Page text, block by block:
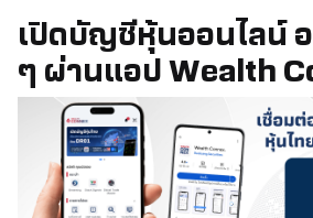
เปิดบัญชีหุ้นออนไลน์
ๆ ผ่านแอป Wealth